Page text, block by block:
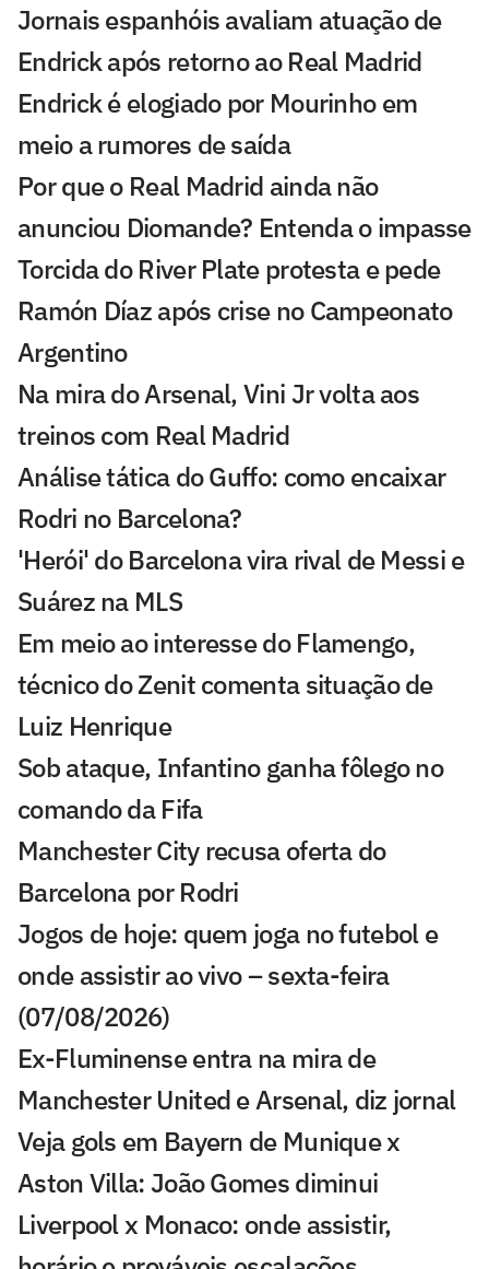
Jornais espanhóis avaliam atuação de
Endrick após retorno ao Real Madrid
Endrick é elogiado por Mourinho em
meio a rumores de saída
Por que o Real Madrid ainda não
anunciou Diomande? Entenda o impasse
Torcida do River Plate protesta e pede
Ramón Díaz após crise no Campeonato
Argentino
Na mira do Arsenal, Vini Jr volta aos
treinos com Real Madrid
Análise tática do Guffo: como encaixar
Rodri no Barcelona?
'Herói' do Barcelona vira rival de Messi e
Suárez na MLS
Em meio ao interesse do Flamengo,
técnico do Zenit comenta situação de
Luiz Henrique
Sob ataque, Infantino ganha fôlego no
comando da Fifa
Manchester City recusa oferta do
Barcelona por Rodri
Jogos de hoje: quem joga no futebol e
onde assistir ao vivo – sexta-feira
(07/08/2026)
Ex-Fluminense entra na mira de
Manchester United e Arsenal, diz jornal
Veja gols em Bayern de Munique x
Aston Villa: João Gomes diminui
Liverpool x Monaco: onde assistir,